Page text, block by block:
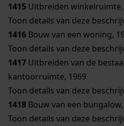
1415 Uitbreiden winkelruimte,
Toon details van deze
1416 Bouw van een woning,
Toon details van deze
1417 Uitbreiden van de
kantoorruimte, 1969
Toon details van deze
1418 Bouw van een bungalow,
Toon details van deze